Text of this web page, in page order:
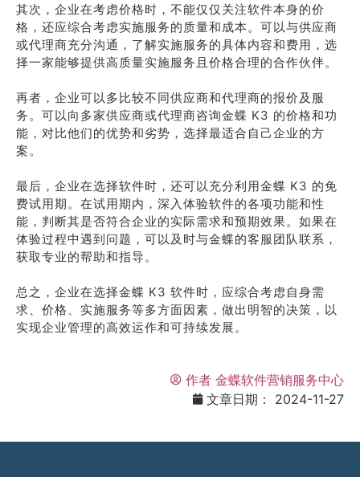
其次，企业在考虑价格时，不能仅仅关注软件本身的价
格，还应综合考虑实施服务的质量和成本。可以与供应商
或代理商充分沟通，了解实施服务的具体内容和费用，选
择一家能够提供高质量实施服务且价格合理的合作伙伴。
再者，企业可以多比较不同供应商和代理商的报价及服
务。可以向多家供应商或代理商咨询金蝶 K3 的价格和功
能，对比他们的优势和劣势，选择最适合自己企业的方
案。
最后，企业在选择软件时，还可以充分利用金蝶 K3 的免
费试用期。在试用期内，深入体验软件的各项功能和性
能，判断其是否符合企业的实际需求和预期效果。如果在
体验过程中遇到问题，可以及时与金蝶的客服团队联系，
获取专业的帮助和指导。
总之，企业在选择金蝶 K3 软件时，应综合考虑自身需
求、价格、实施服务等多方面因素，做出明智的决策，以
实现企业管理的高效运作和可持续发展。
作者 金蝶软件营销服务中心
文章日期：
2024-11-27